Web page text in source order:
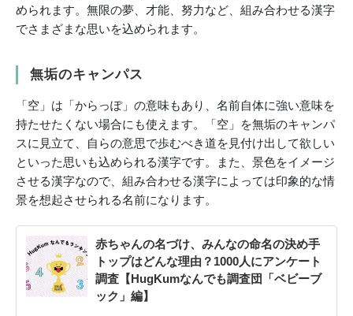
められます。無限の夢、才能、努力など、組み合わせる漢字
でさまざまな思いを込められます。
無垢のキャンパス
「空」は「からっぽ」の意味もあり、名前自体に強い意味を
持たせたくない場合にも使えます。「空」を無垢のキャンパ
スに見立て、自らの意思で歩むべき道を見付け出して欲しい
といった思いも込められる漢字です。また、景色をイメージ
させる漢字なので、組み合わせる漢字によっては印象的な情
景を想起させられる名前になります。
赤ちゃんの名づけ、みんなの命名の決め手
トップはどんな理由？1000人にアンケート
調査【HugKumなんでも調査団「ベビーブ
ック」編】